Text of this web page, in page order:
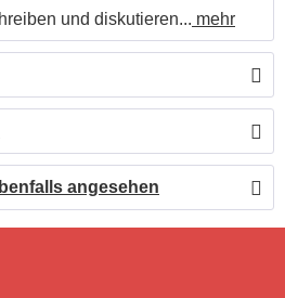
und diskutieren... mehr
angesehen